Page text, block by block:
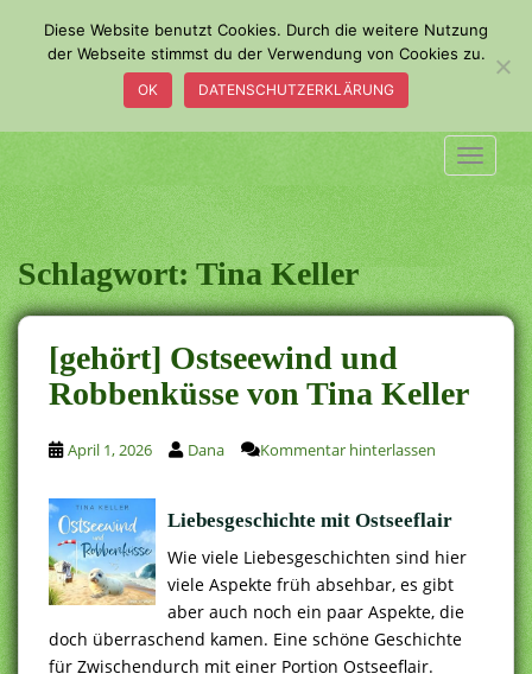
a
i
n
c
o
n
t
e
n
t
Schlagwort:Tina Keller
[gehört] Ostseewind und
Robbenküsse von Tina Keller
April 1, 2026 Dana Kommentar hinterlassen
Liebesgeschichte mit Ostseeflair
Wie viele Liebesgeschichten sind hier
viele Aspekte früh absehbar, es gibt
aber auch noch ein paar Aspekte, die
doch überraschend kamen. Eine schöne Geschichte
für Zwischendurch mit einer Portion Ostseeflair.
Diese Website benutzt Cookies. Durch die weitere Nutzung
der Webseite stimmst du der Verwendung von Cookies zu.
OK DATENSCHUTZERKLÄRUNG